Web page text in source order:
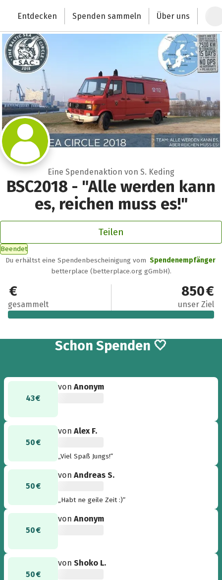
Deutschlands größte Spendenplattform
Entdecken Spenden sammeln Über uns
Eine Spendenaktion von S. Keding
BSC2018 - "Alle werden kann
es, reichen muss es!"
Teilen
Beendet
Du erhältst eine Spendenbescheinigung vom Spendenempfänger
betterplace (betterplace.org gGmbH).
1.173 €
gesammelt
850 €
unser Ziel
Schon 24
Spenden 🤍
43 €
vonAnonym
50 €
vonAlex F.
„Viel Spaß Jungs!“
50 €
vonAndreas S.
„Habt ne geile Zeit :)“
50 €
vonAnonym
50 €
vonShoko L.